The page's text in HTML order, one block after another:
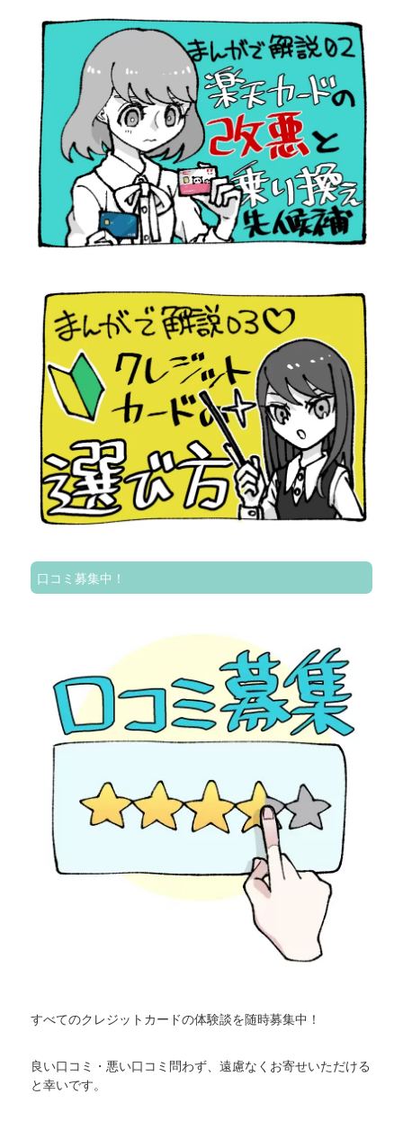
口コミ募集中！
すべてのクレジットカードの体験談を随時募集中！
良い口コミ・悪い口コミ問わず、遠慮なくお寄せいただける
と幸いです。